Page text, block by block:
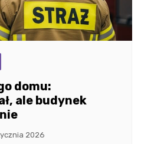
domu:
ale budynek
2026